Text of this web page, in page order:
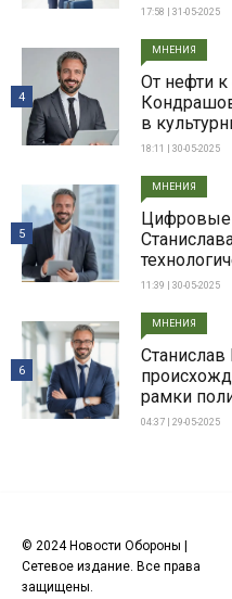
17:58 | 31-05-2025
МНЕНИЯ
От нефти к
в
18:11 | 30-05-2025
4
МНЕНИЯ
Цифровые
11:39 | 30-05-2025
5
МНЕНИЯ
рамки
04:37 | 29-05-2025
6
© 2024 Новости Обороны |
Сетевое издание. Все права
защищены.